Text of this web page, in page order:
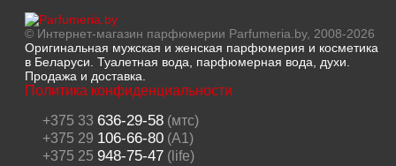
© Интернет-магазин парфюмерии Parfumeria.by, 2008-2026
Оригинальная мужская и женская парфюмерия и косметика
в Беларуси. Туалетная вода, парфюмерная вода, духи.
Продажа и доставка.
Политика конфиденциальности
+375 33 636-29-58(мтс)
+375 29 106-66-80(A1)
+375 25 948-75-47(life)